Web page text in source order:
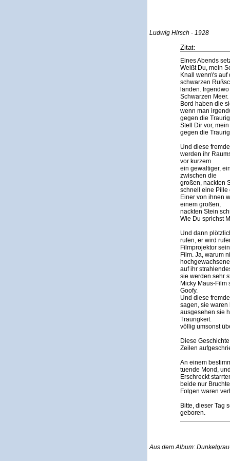
Ludwig Hirsch - 1928
Zitat:
Eines Abends
Weißt Du, mein
Knall wenn\'s
schwarzen
landen.
Schwarzen
Bord haben die
wenn man
gegen die
Stell Dir vor,
gegen die
Und diese
werden ihr
vor kurzem
ein gewaltiger,
zwischen die
großen, nackten
schnell eine Pille
Einer von ihnen
einem großen,
nackten Stein
Wie Du sprichst
Und dann
rufen, er wird
Filmprojektor
Film. Ja, warum
auf ihr
sie werden sehr
Micky Maus-Film
Goofy.
Und diese
sagen, sie waren
ausgesehen sie
Traurigkeit.
völlig umsonst
Diese
Zeilen
An einem
tuende Mond,
Erschreckt
beide nur
Folgen waren
Bitte, dieser Tag
geboren.
Aus dem Album: